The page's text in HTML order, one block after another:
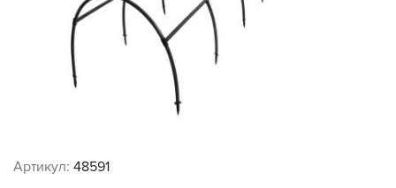
Артикул: 48591